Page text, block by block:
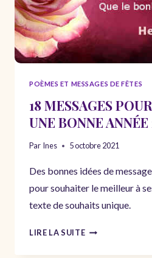
FÊTES
POÈMES ET MESSAGES DE FÊTES
18 MESSAGES
UNE BONNE
Par Ines 5 octobre 2021
Des bonnes idées de
pour souhaiter le meilleur à
texte de souhaits unique.
LIRE LA SUITE18